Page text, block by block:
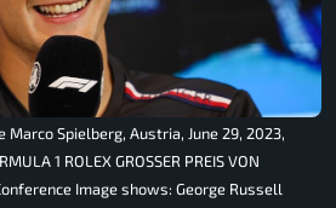
Spielberg, Austria, June 29, 2023,
1 ROLEX GROSSER PREIS VON
Image shows: George Russell